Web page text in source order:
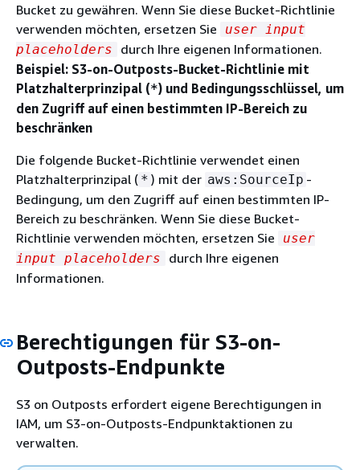
Bucket zu gewähren. Wenn Sie diese Bucket-Richtlinie
verwenden möchten, ersetzen Sie
user input
placeholders
durch Ihre eigenen Informationen.
Beispiel: S3-on-Outposts-Bucket-Richtlinie mit
Platzhalterprinzipal (*) und Bedingungsschlüssel, um
den Zugriff auf einen bestimmten IP-Bereich zu
beschränken
Die folgende Bucket-Richtlinie verwendet einen
Platzhalterprinzipal ( * ) mit der aws:SourceIp -
Bedingung, um den Zugriff auf einen bestimmten IP-
Bereich zu beschränken. Wenn Sie diese Bucket-
Richtlinie verwenden möchten, ersetzen Sie
user
input placeholders
durch Ihre eigenen
Informationen.
Berechtigungen für S3-on-
Outposts-Endpunkte
S3 on Outposts erfordert eigene Berechtigungen in
IAM, um S3-on-Outposts-Endpunktaktionen zu
verwalten.